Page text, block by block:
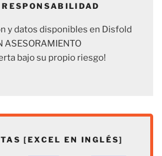
y datos disponibles en Disfold
ASESORAMIENTO
bajo su propio riesgo!
[EXCEL EN INGLÉS]